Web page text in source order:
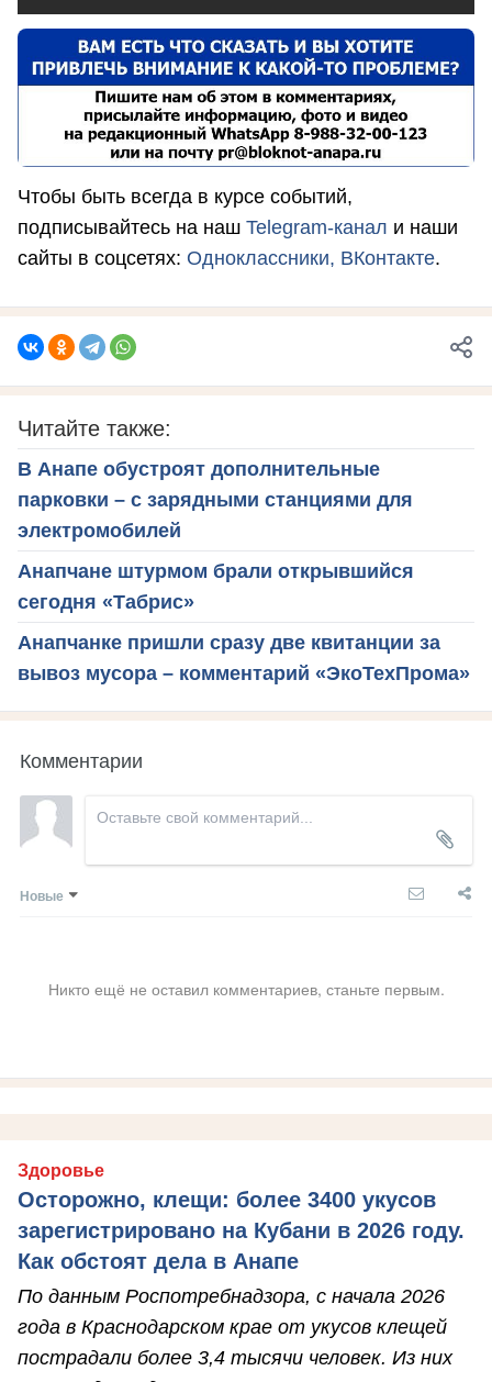
Чтобы быть всегда в курсе событий,
подписывайтесь на наш Telegram-канал и наши
сайты в соцсетях: Одноклассники, ВКонтакте.
Читайте также:
В Анапе обустроят дополнительные
парковки – с зарядными станциями для
электромобилей
Анапчане штурмом брали открывшийся
сегодня «Табрис»
Анапчанке пришли сразу две квитанции за
вывоз мусора – комментарий «ЭкоТехПрома»
Комментарии
Новые
Никто ещё не оставил комментариев, станьте первым.
Здоровье
Осторожно, клещи: более 3400 укусов
зарегистрировано на Кубани в 2026 году.
Как обстоят дела в Анапе
По данным Роспотребнадзора, с начала 2026
года в Краснодарском крае от укусов клещей
пострадали более 3,4 тысячи человек. Из них